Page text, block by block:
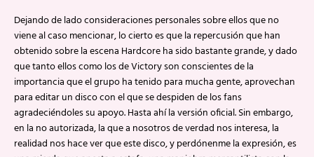
Dejando de lado consideraciones personales sobre ellos que no
viene al caso mencionar, lo cierto es que la repercusión que han
obtenido sobre la escena Hardcore ha sido bastante grande, y dado
que tanto ellos como los de Victory son conscientes de la
importancia que el grupo ha tenido para mucha gente, aprovechan
para editar un disco con el que se despiden de los fans
agradeciéndoles su apoyo. Hasta ahí la versión oficial. Sin embargo,
en la no autorizada, la que a nosotros de verdad nos interesa, la
realidad nos hace ver que este disco, y perdónenme la expresión, es